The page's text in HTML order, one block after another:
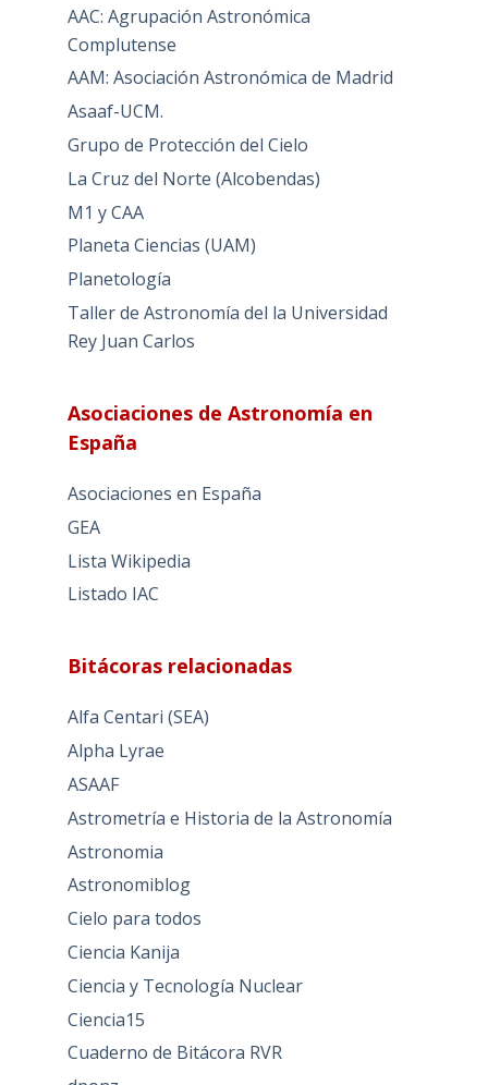
AAC: Agrupación Astronómica
Complutense
AAM: Asociación Astronómica de Madrid
Asaaf-UCM.
Grupo de Protección del Cielo
La Cruz del Norte (Alcobendas)
M1 y CAA
Planeta Ciencias (UAM)
Planetología
Taller de Astronomía del la Universidad
Rey Juan Carlos
Asociaciones de Astronomía en
España
Asociaciones en España
GEA
Lista Wikipedia
Listado IAC
Bitácoras relacionadas
Alfa Centari (SEA)
Alpha Lyrae
ASAAF
Astrometría e Historia de la Astronomía
Astronomia
Astronomiblog
Cielo para todos
Ciencia Kanija
Ciencia y Tecnología Nuclear
Ciencia15
Cuaderno de Bitácora RVR